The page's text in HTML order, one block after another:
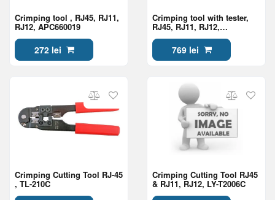
Crimping tool , RJ45, RJ11,
RJ12, APC660019
272 lei
Crimping tool with tester,
RJ45, RJ11, RJ12,
APC660001
769 lei
Crimping Cutting Tool RJ-45
, TL-210C
Crimping Cutting Tool RJ45
& RJ11, RJ12, LY-T2006C